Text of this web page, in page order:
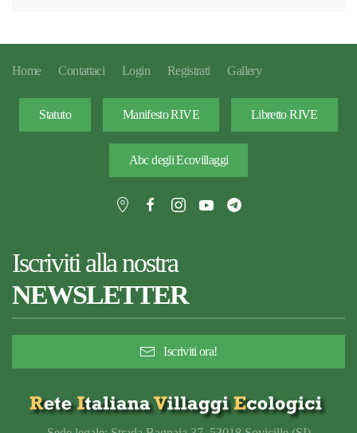
Home Contattaci Login Registrati Gallery
Statuto Manifesto RIVE Libretto RIVE
Abc degli Ecovillaggi
Iscriviti alla nostra
NEWSLETTER
Iscriviti ora!